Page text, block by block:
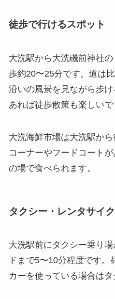
徒歩で行けるスポット
大洗駅から大洗磯前神社
歩約20〜25分です。道は
沿いの風景を見ながら歩
あれば徒歩散策も楽しいで
大洗海鮮市場は大洗駅か
コーナーやフードコート
の場で食べられます。
タクシー・レンタサイ
大洗駅前にタクシー乗り
ドまで5〜10分程度です
カーを使っている場合はタ